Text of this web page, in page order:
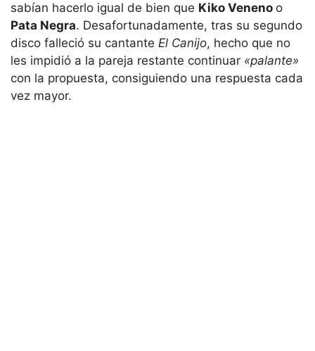
sabían hacerlo igual de bien que Kiko Veneno o
Pata Negra. Desafortunadamente, tras su segundo
disco falleció su cantante El Canijo, hecho que no
les impidió a la pareja restante continuar «palante»
con la propuesta, consiguiendo una respuesta cada
vez mayor.